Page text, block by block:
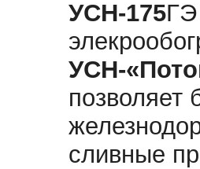
УСН-175ГЭ
УСН-
позволяет
сливные